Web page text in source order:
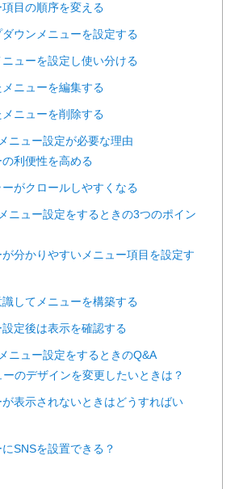
目の順序を変える
ウンメニューを設定する
ューを設定し使い分ける
ニューを編集する
ニューを削除する
ニュー設定が必要な理由
利便性を高める
がクロールしやすくなる
ニュー設定をするときの3つのポイン
分かりやすいメニュー項目を設定す
してメニューを構築する
定後は表示を確認する
ニュー設定をするときのQ&A
のデザインを変更したいときは？
表示されないときはどうすればい
SNSを設置できる？